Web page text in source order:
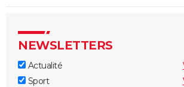
NEWSLETTERS
Actualité
Sport